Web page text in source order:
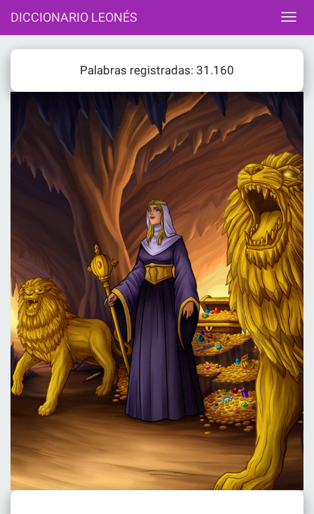
DICCIONARIO LEONÉS
Palabras registradas: 31.160